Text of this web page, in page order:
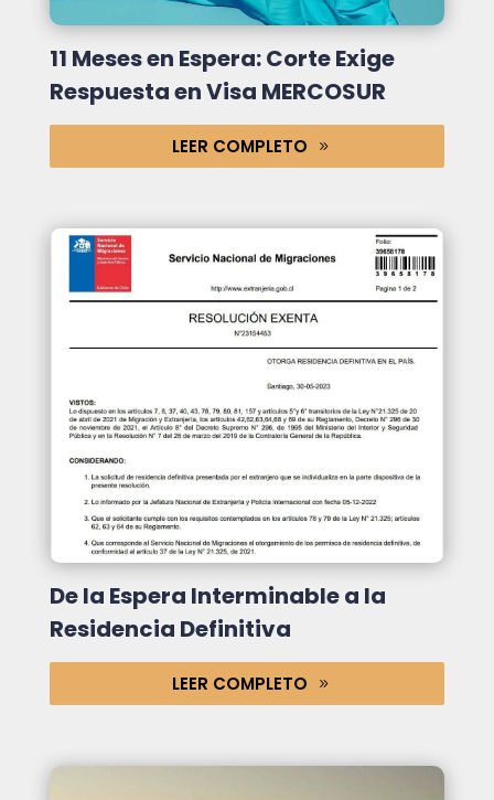
11 Meses en Espera: Corte Exige
Respuesta en Visa MERCOSUR
LEER COMPLETO
De la Espera Interminable a la
Residencia Definitiva
LEER COMPLETO